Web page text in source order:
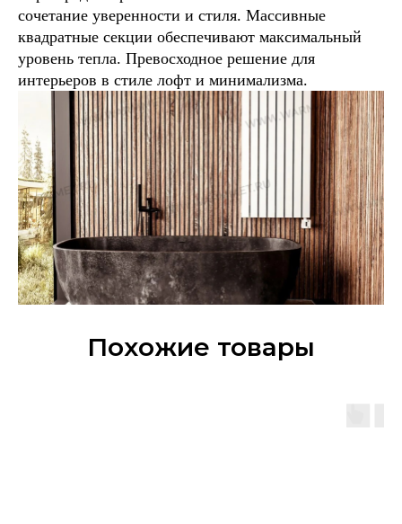
сочетание уверенности и стиля. Массивные
квадратные секции обеспечивают максимальный
уровень тепла. Превосходное решение для
интерьеров в стиле лофт и минимализма.
Похожие товары